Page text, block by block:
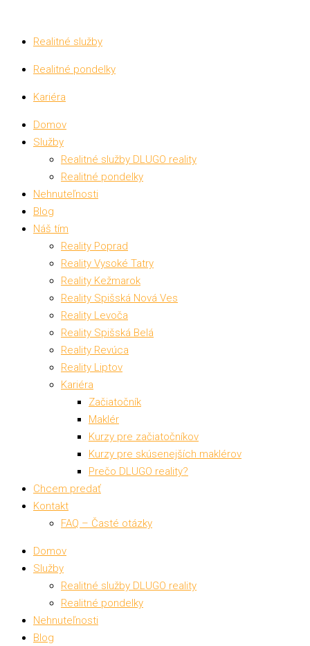
Realitné služby
Realitné pondelky
Kariéra
Domov
Služby
Realitné služby DLUGO reality
Realitné pondelky
Nehnuteľnosti
Blog
Náš tím
Reality Poprad
Reality Vysoké Tatry
Reality Kežmarok
Reality Spišská Nová Ves
Reality Levoča
Reality Spišská Belá
Reality Revúca
Reality Liptov
Kariéra
Začiatočník
Maklér
Kurzy pre začiatočníkov
Kurzy pre skúsenejších maklérov
Prečo DLUGO reality?
Chcem predať
Kontakt
FAQ – Časté otázky
Domov
Služby
Realitné služby DLUGO reality
Realitné pondelky
Nehnuteľnosti
Blog